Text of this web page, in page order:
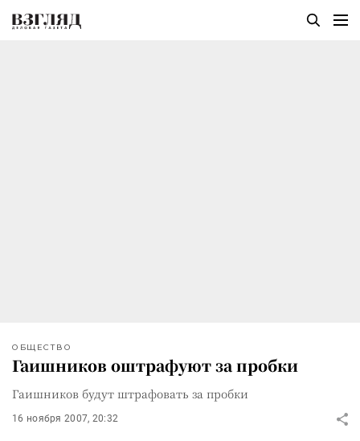
ОБЩЕСТВО
Гаишников оштрафуют за пробки
Гаишников будут штрафовать за пробки
16 ноября 2007, 20:32